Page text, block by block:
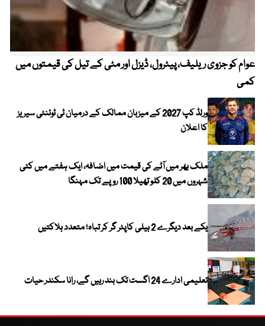
عوام کو جزوی ریلیف، پیٹرول، ڈیزل اور مٹی کے تیل کی قیمتوں میں
کمی
ورلڈ کپ 2027 کے میزبان ممالک کے درمیان ٹی ٹوئنٹی سیریز
کا اعلان
ملک بھر میں آٹے کی قیمت میں اضافہ، ایک ہفتے میں کئی
شہروں میں 20 کلو تھیلا 100 روپے تک مہنگا
یکے بعد دیگرے 2 ہیلی کاپٹر گر کر تباہ؛ متعدد ہلاکتیں
تعلیمی ادارے 24 اگست تک بند رہیں گے، رانا سکندر حیات